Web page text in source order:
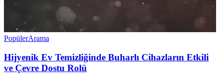
PopülerArama
Hijyenik Ev Temizliğinde Buharlı Cihazların Etkili
ve Çevre Dostu Rolü